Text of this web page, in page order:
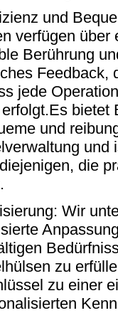
und
verfügen über
Berührung
Feedback,
jede
bietet
und
und
die
Wir
zu
zu einer